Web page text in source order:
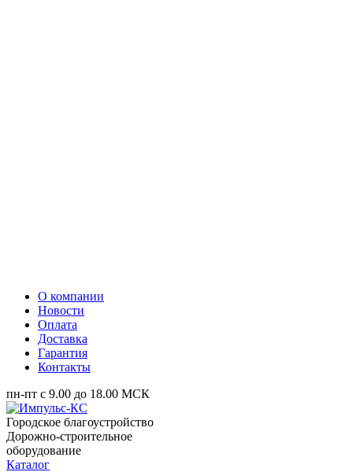
О компании
Новости
Оплата
Доставка
Гарантия
Контакты
пн-пт с 9.00 до 18.00 МСК
Городское благоустройство
Дорожно-строительное
оборудование
Каталог